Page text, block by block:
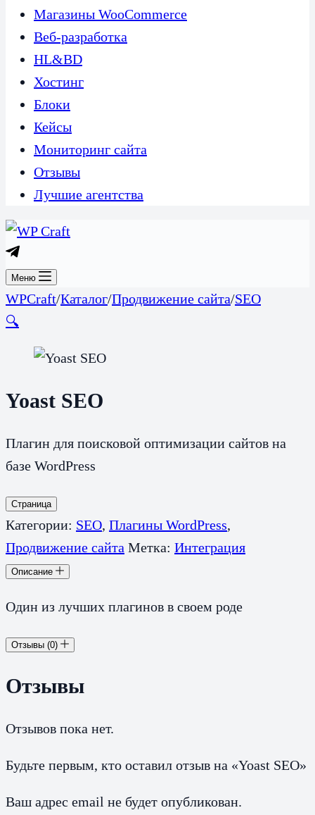
Магазины WooCommerce
Веб-разработка
HL&BD
Хостинг
Блоки
Кейсы
Мониторинг сайта
Отзывы
Лучшие агентства
Меню
WPCraft/Каталог/Продвижение сайта/SEO
🔍
Yoast SEO
Плагин для поисковой оптимизации сайтов на
базе WordPress
Страница
Категории: SEO, Плагины WordPress,
Продвижение сайта Метка: Интеграция
Описание
Один из лучших плагинов в своем роде
Отзывы (0)
Отзывы
Отзывов пока нет.
Будьте первым, кто оставил отзыв на «Yoast SEO»
Ваш адрес email не будет опубликован.